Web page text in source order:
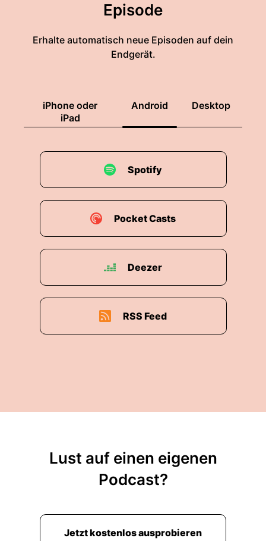
Episode
Erhalte automatisch neue Episoden auf dein
Endgerät.
iPhone oder
iPad
Android Desktop
Spotify
Pocket Casts
Deezer
RSS Feed
Lust auf einen eigenen
Podcast?
Jetzt kostenlos ausprobieren